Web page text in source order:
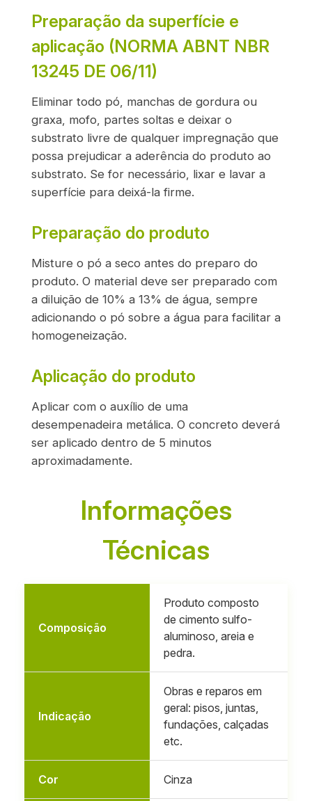
Preparação da superfície e
aplicação (NORMA ABNT NBR
13245 DE 06/11)
Eliminar todo pó, manchas de gordura ou
graxa, mofo, partes soltas e deixar o
substrato livre de qualquer impregnação que
possa prejudicar a aderência do produto ao
substrato. Se for necessário, lixar e lavar a
superfície para deixá-la firme.
Preparação do produto
Misture o pó a seco antes do preparo do
produto. O material deve ser preparado com
a diluição de 10% a 13% de água, sempre
adicionando o pó sobre a água para facilitar a
homogeneização.
Aplicação do produto
Aplicar com o auxílio de uma
desempenadeira metálica. O concreto deverá
ser aplicado dentro de 5 minutos
aproximadamente.
Informações
Técnicas
Composição
Produto composto
de cimento sulfo-
aluminoso, areia e
pedra.
Indicação
Obras e reparos em
geral: pisos, juntas,
fundações, calçadas
etc.
Cor Cinza